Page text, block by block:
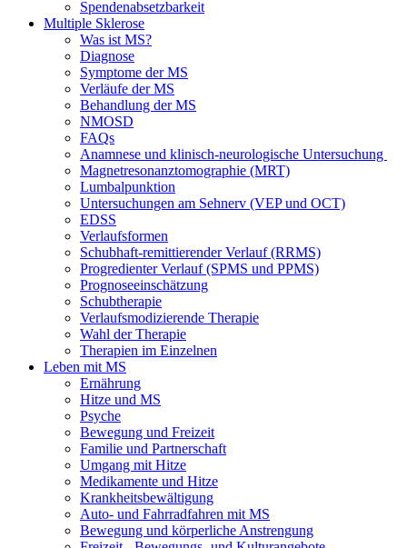
Spendenabsetzbarkeit
Multiple Sklerose
Was ist MS?
Diagnose
Symptome der MS
Verläufe der MS
Behandlung der MS
NMOSD
FAQs
Anamnese und klinisch-neurologische Untersuchung
Magnetresonanztomographie (MRT)
Lumbalpunktion
Untersuchungen am Sehnerv (VEP und OCT)
EDSS
Verlaufsformen
Schubhaft-remittierender Verlauf (RRMS)
Progredienter Verlauf (SPMS und PPMS)
Prognoseeinschätzung
Schubtherapie
Verlaufsmodizierende Therapie
Wahl der Therapie
Therapien im Einzelnen
Leben mit MS
Ernährung
Hitze und MS
Psyche
Bewegung und Freizeit
Familie und Partnerschaft
Umgang mit Hitze
Medikamente und Hitze
Krankheitsbewältigung
Auto- und Fahrradfahren mit MS
Bewegung und körperliche Anstrengung